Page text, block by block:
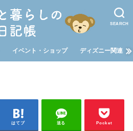
SEARCH
イベント・ショップ ディズニー関連
はてブ 送る Pocket